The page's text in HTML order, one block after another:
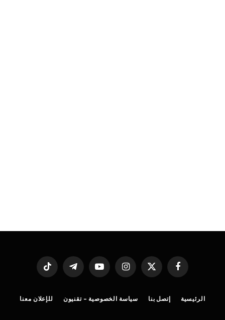
فيسبوك
X
الانستغراميوتيوب تيلقرام تيكتوك
الرئيسية إتصل بنا سياسة الخصوصية – تقنيون للإعلان معنا